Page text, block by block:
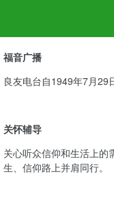
福音广播
良友电台自1949年7月29
关怀辅导
关心听众信仰和生活上的
生、信仰路上并肩同行。